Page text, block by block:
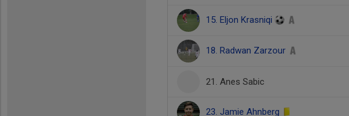
15. Eljon Krasniqi
18. Radwan Zarzour
21. Anes Sabic
23. Jamie Ahnberg